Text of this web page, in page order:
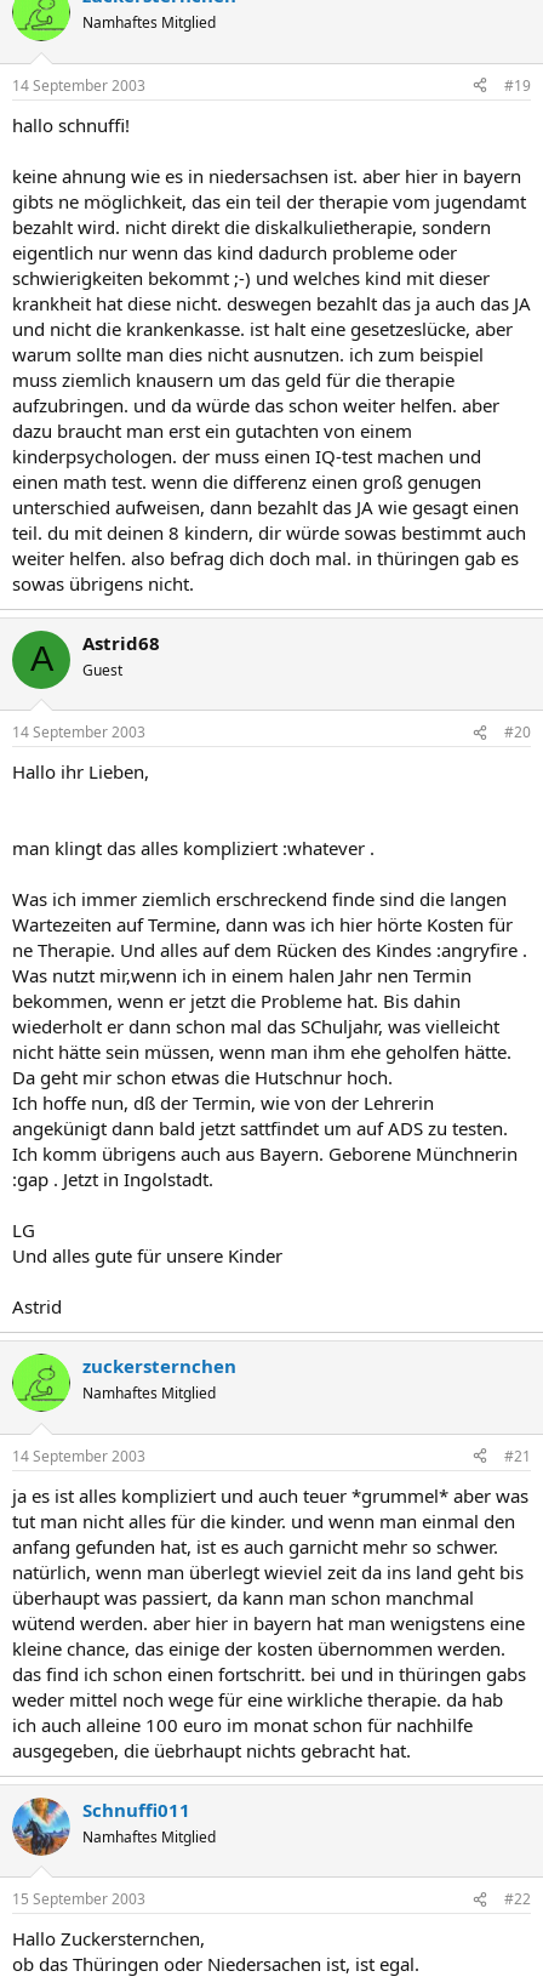
Namhaftes Mitglied
14 September 2003 #19
hallo schnuffi!
keine ahnung wie es in niedersachsen ist. aber hier in bayern
gibts ne möglichkeit, das ein teil der therapie vom jugendamt
bezahlt wird. nicht direkt die diskalkulietherapie, sondern
eigentlich nur wenn das kind dadurch probleme oder
schwierigkeiten bekommt ;-) und welches kind mit dieser
krankheit hat diese nicht. deswegen bezahlt das ja auch das JA
und nicht die krankenkasse. ist halt eine gesetzeslücke, aber
warum sollte man dies nicht ausnutzen. ich zum beispiel
muss ziemlich knausern um das geld für die therapie
aufzubringen. und da würde das schon weiter helfen. aber
dazu braucht man erst ein gutachten von einem
kinderpsychologen. der muss einen IQ-test machen und
einen math test. wenn die differenz einen groß genugen
unterschied aufweisen, dann bezahlt das JA wie gesagt einen
teil. du mit deinen 8 kindern, dir würde sowas bestimmt auch
weiter helfen. also befrag dich doch mal. in thüringen gab es
sowas übrigens nicht.
A Astrid68
Guest
14 September 2003 #20
Hallo ihr Lieben,
man klingt das alles kompliziert :whatever .
Was ich immer ziemlich erschreckend finde sind die langen
Wartezeiten auf Termine, dann was ich hier hörte Kosten für
ne Therapie. Und alles auf dem Rücken des Kindes :angryfire .
Was nutzt mir,wenn ich in einem halen Jahr nen Termin
bekommen, wenn er jetzt die Probleme hat. Bis dahin
wiederholt er dann schon mal das SChuljahr, was vielleicht
nicht hätte sein müssen, wenn man ihm ehe geholfen hätte.
Da geht mir schon etwas die Hutschnur hoch.
Ich hoffe nun, dß der Termin, wie von der Lehrerin
angekünigt dann bald jetzt sattfindet um auf ADS zu testen.
Ich komm übrigens auch aus Bayern. Geborene Münchnerin
:gap . Jetzt in Ingolstadt.
LG
Und alles gute für unsere Kinder
Astrid
zuckersternchen
Namhaftes Mitglied
14 September 2003 #21
ja es ist alles kompliziert und auch teuer *grummel* aber was
tut man nicht alles für die kinder. und wenn man einmal den
anfang gefunden hat, ist es auch garnicht mehr so schwer.
natürlich, wenn man überlegt wieviel zeit da ins land geht bis
überhaupt was passiert, da kann man schon manchmal
wütend werden. aber hier in bayern hat man wenigstens eine
kleine chance, das einige der kosten übernommen werden.
das find ich schon einen fortschritt. bei und in thüringen gabs
weder mittel noch wege für eine wirkliche therapie. da hab
ich auch alleine 100 euro im monat schon für nachhilfe
ausgegeben, die üebrhaupt nichts gebracht hat.
Schnuffi011
Namhaftes Mitglied
15 September 2003 #22
Hallo Zuckersternchen,
ob das Thüringen oder Niedersachen ist, ist egal.